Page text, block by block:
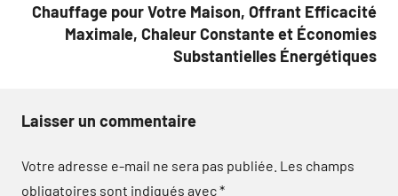
Chauffage pour Votre Maison, Offrant Efficacité
Maximale, Chaleur Constante et Économies
Substantielles Énergétiques
Laisser un commentaire
Votre adresse e-mail ne sera pas publiée. Les champs
obligatoires sont indiqués avec*